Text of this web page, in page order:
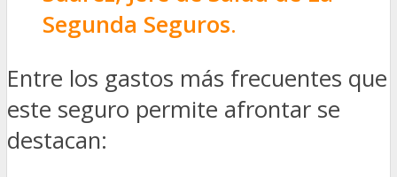
Segunda Seguros.
Entre los gastos más frecuentes que
este seguro permite afrontar se
destacan: